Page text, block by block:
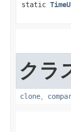
static
ク
clone、